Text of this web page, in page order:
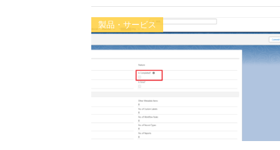
製品・サービス